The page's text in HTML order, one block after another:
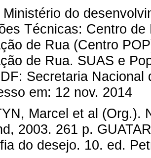
do
Técnicas: Centro
de Rua (Centro
de Rua. SUAS e
Secretaria
em: 12 nov. 2014
Marcel et al (Org.).
2003. 261 p.
do desejo. 10. ed.